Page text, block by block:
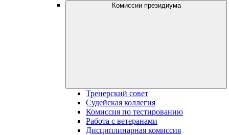
Комиссии президиума
Тренерский совет
Судейская коллегия
Комиссия по тестированию
Работа с ветеранами
Дисциплинарная комиссия